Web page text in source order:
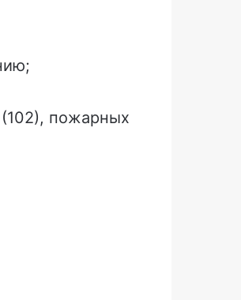
(102), пожарных